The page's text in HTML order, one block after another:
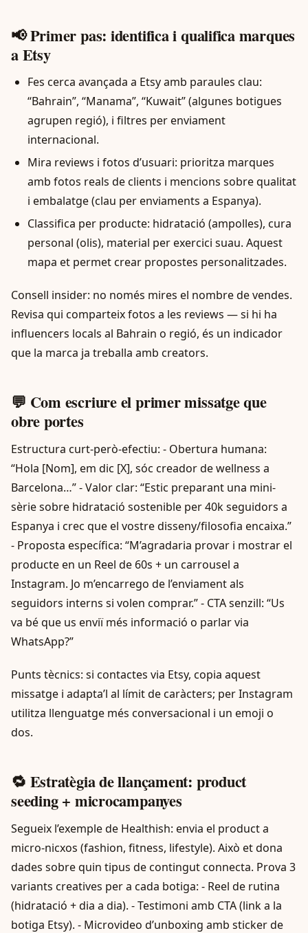
📢 Primer pas: identifica i qualifica marques
a Etsy
Fes cerca avançada a Etsy amb paraules clau:
“Bahrain”, “Manama”, “Kuwait” (algunes botigues
agrupen regió), i filtres per enviament
internacional.
Mira reviews i fotos d’usuari: prioritza marques
amb fotos reals de clients i mencions sobre qualitat
i embalatge (clau per enviaments a Espanya).
Classifica per producte: hidratació (ampolles), cura
personal (olis), material per exercici suau. Aquest
mapa et permet crear propostes personalitzades.
Consell insider: no només mires el nombre de vendes.
Revisa qui comparteix fotos a les reviews — si hi ha
influencers locals al Bahrain o regió, és un indicador
que la marca ja treballa amb creators.
💬 Com escriure el primer missatge que
obre portes
Estructura curt-però-efectiu: - Obertura humana:
“Hola [Nom], em dic [X], sóc creador de wellness a
Barcelona…” - Valor clar: “Estic preparant una mini-
sèrie sobre hidratació sostenible per 40k seguidors a
Espanya i crec que el vostre disseny/filosofia encaixa.”
- Proposta específica: “M’agradaria provar i mostrar el
producte en un Reel de 60s + un carrousel a
Instagram. Jo m’encarrego de l’enviament als
seguidors interns si volen comprar.” - CTA senzill: “Us
va bé que us enviï més informació o parlar via
WhatsApp?”
Punts tècnics: si contactes via Etsy, copia aquest
missatge i adapta’l al límit de caràcters; per Instagram
utilitza llenguatge més conversacional i un emoji o
dos.
🔁 Estratègia de llançament: product
seeding + microcampanyes
Segueix l’exemple de Healthish: envia el product a
micro-nicxos (fashion, fitness, lifestyle). Això et dona
dades sobre quin tipus de contingut connecta. Prova 3
variants creatives per a cada botiga: - Reel de rutina
(hidratació + dia a dia). - Testimoni amb CTA (link a la
botiga Etsy). - Microvideo d’unboxing amb sticker de